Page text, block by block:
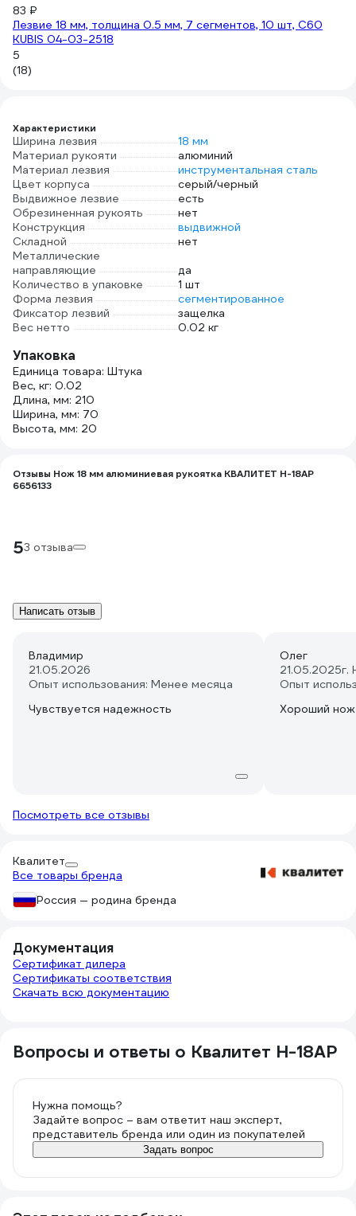
83 ₽
Лезвие 18 мм, толщина 0.5 мм, 7 сегментов, 10 шт, C60
KUBIS 04-03-2518
5
(18)
Характеристики
Ширина лезвия
18 мм
Материал рукояти
алюминий
Материал лезвия
инструментальная сталь
Цвет корпуса
серый/черный
Выдвижное лезвие
есть
Обрезиненная рукоять
нет
Конструкция
выдвижной
Складной
нет
Металлические
направляющие
да
Количество в упаковке
1 шт
Форма лезвия
сегментированное
Фиксатор лезвий
защелка
Вес нетто
0.02 кг
Упаковка
Единица товара: Штука
Вес, кг: 0.02
Длина, мм: 210
Ширина, мм: 70
Высота, мм: 20
Отзывы Нож 18 мм алюминиевая рукоятка КВАЛИТЕТ Н-18АР
6656133
53 отзыва
Написать отзыв
Владимир
21.05.2026
Опыт использования: Менее месяца
Чувствуется надежность
Олег
21.05.2025г.
Опыт
Хороший нож
Посмотреть все отзывы
Квалитет
Все товары бренда
Россия — родина бренда
Документация
Сертификат дилера
Сертификаты соответствия
Скачать всю документацию
Вопросы и ответы о Квалитет Н-18АР
Нужна помощь?
Задайте вопрос – вам ответит наш эксперт,
представитель бренда или один из покупателей
Задать вопрос